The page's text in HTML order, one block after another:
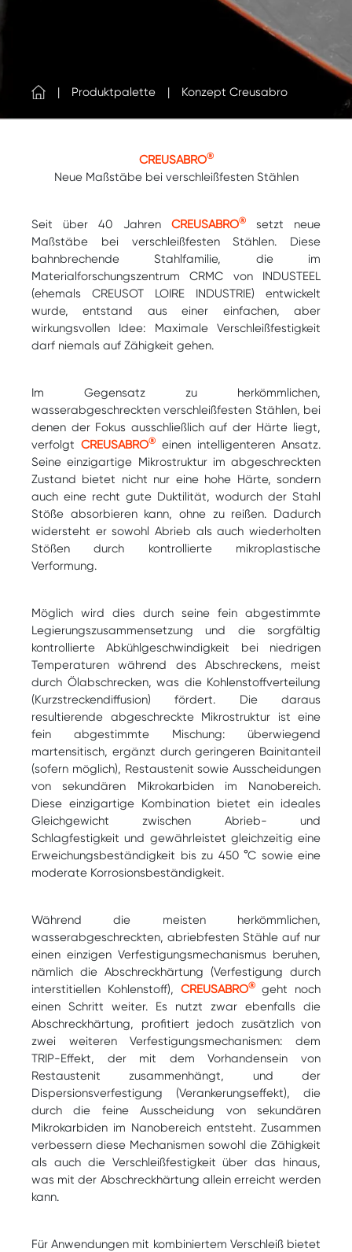
Produktpalette Konzept Creusabro
CREUSABRO®
Neue Maßstäbe bei verschleißfesten Stählen
Seit über 40 Jahren CREUSABRO®setzt neue
Maßstäbe bei verschleißfesten Stählen. Diese
bahnbrechende Stahlfamilie, die im
Materialforschungszentrum CRMC von INDUSTEEL
(ehemals CREUSOT LOIRE INDUSTRIE) entwickelt
wurde, entstand aus einer einfachen, aber
wirkungsvollen Idee: Maximale Verschleißfestigkeit
darf niemals auf Zähigkeit gehen.
Im Gegensatz zu herkömmlichen,
wasserabgeschreckten verschleißfesten Stählen, bei
denen der Fokus ausschließlich auf der Härte liegt,
verfolgt CREUSABRO®
einen intelligenteren Ansatz.
Seine einzigartige Mikrostruktur im abgeschreckten
Zustand bietet nicht nur eine hohe Härte, sondern
auch eine recht gute Duktilität, wodurch der Stahl
Stöße absorbieren kann, ohne zu reißen. Dadurch
widersteht er sowohl Abrieb als auch wiederholten
Stößen durch kontrollierte mikroplastische
Verformung.
Möglich wird dies durch seine fein abgestimmte
Legierungszusammensetzung und die sorgfältig
kontrollierte Abkühlgeschwindigkeit bei niedrigen
Temperaturen während des Abschreckens, meist
durch Ölabschrecken, was die Kohlenstoffverteilung
(Kurzstreckendiffusion) fördert. Die daraus
resultierende abgeschreckte Mikrostruktur ist eine
fein abgestimmte Mischung: überwiegend
martensitisch, ergänzt durch geringeren Bainitanteil
(sofern möglich), Restaustenit sowie Ausscheidungen
von sekundären Mikrokarbiden im Nanobereich.
Diese einzigartige Kombination bietet ein ideales
Gleichgewicht zwischen Abrieb- und
Schlagfestigkeit und gewährleistet gleichzeitig eine
Erweichungsbeständigkeit bis zu 450 °C sowie eine
moderate Korrosionsbeständigkeit.
Während die meisten herkömmlichen,
wasserabgeschreckten, abriebfesten Stähle auf nur
einen einzigen Verfestigungsmechanismus beruhen,
nämlich die Abschreckhärtung (Verfestigung durch
interstitiellen Kohlenstoff), CREUSABRO®geht noch
einen Schritt weiter. Es nutzt zwar ebenfalls die
Abschreckhärtung, profitiert jedoch zusätzlich von
zwei weiteren Verfestigungsmechanismen: dem
TRIP-Effekt, der mit dem Vorhandensein von
Restaustenit zusammenhängt, und der
Dispersionsverfestigung (Verankerungseffekt), die
durch die feine Ausscheidung von sekundären
Mikrokarbiden im Nanobereich entsteht. Zusammen
verbessern diese Mechanismen sowohl die Zähigkeit
als auch die Verschleißfestigkeit über das hinaus,
was mit der Abschreckhärtung allein erreicht werden
kann.
Für Anwendungen mit kombiniertem Verschleiß bietet